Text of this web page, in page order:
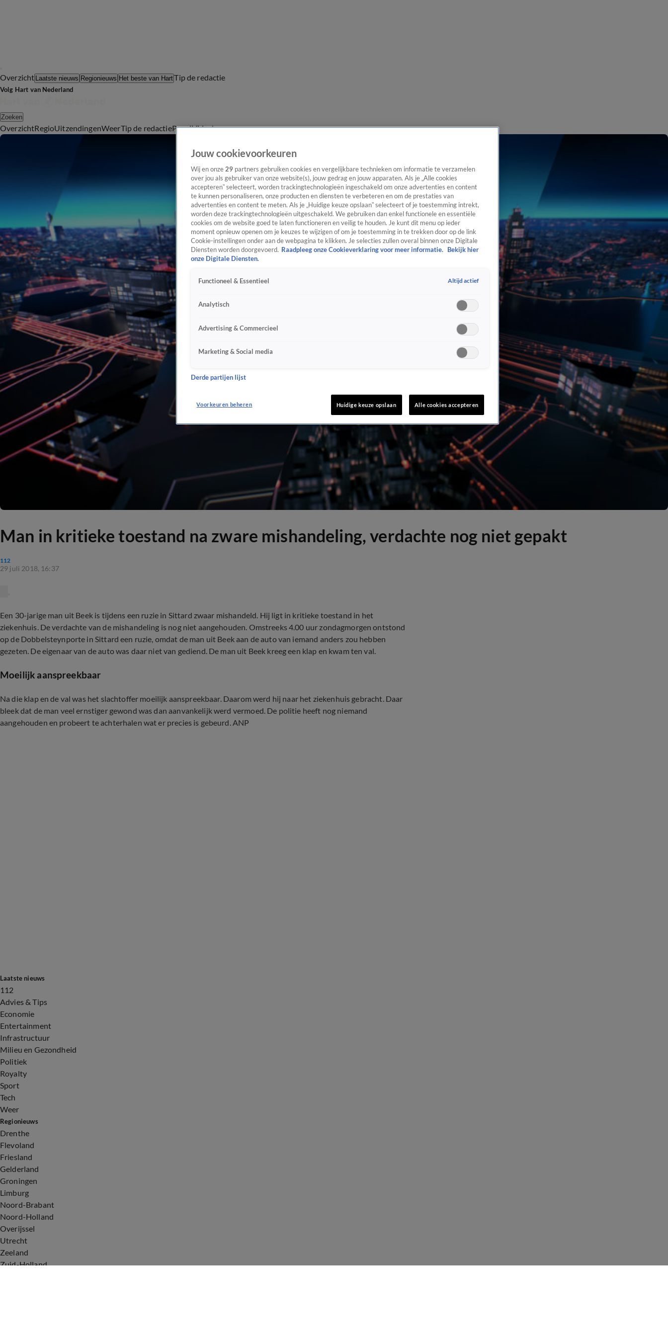
Overzicht Laatste nieuws Regionieuws Het beste van HartTip de redactie
Volg Hart van Nederland
Zoeken
OverzichtRegioUitzendingenWeerTip de redactiePanelVideo's
Man in kritieke toestand na zware mishandeling, verdachte nog niet gepakt
112
29 juli 2018, 16:37
Een 30-jarige man uit Beek is tijdens een ruzie in Sittard zwaar mishandeld. Hij ligt in kritieke toestand in het
ziekenhuis. De verdachte van de mishandeling is nog niet aangehouden. Omstreeks 4.00 uur zondagmorgen ontstond
op de Dobbelsteynporte in Sittard een ruzie, omdat de man uit Beek aan de auto van iemand anders zou hebben
gezeten. De eigenaar van de auto was daar niet van gediend. De man uit Beek kreeg een klap en kwam ten val.
Moeilijk aanspreekbaar
Na die klap en de val was het slachtoffer moeilijk aanspreekbaar. Daarom werd hij naar het ziekenhuis gebracht. Daar
bleek dat de man veel ernstiger gewond was dan aanvankelijk werd vermoed. De politie heeft nog niemand
aangehouden en probeert te achterhalen wat er precies is gebeurd. ANP
Laatste nieuws
112
Advies & Tips
Economie
Entertainment
Infrastructuur
Milieu en Gezondheid
Politiek
Royalty
Sport
Tech
Weer
Regionieuws
Drenthe
Flevoland
Friesland
Gelderland
Groningen
Limburg
Noord-Brabant
Noord-Holland
Overijssel
Utrecht
Zeeland
Zuid-Holland
Jouw cookievoorkeuren
Wij en onze 29 partners gebruiken cookies en vergelijkbare technieken om informatie te verzamelen
over jou als gebruiker van onze website(s), jouw gedrag en jouw apparaten. Als je „Alle cookies
accepteren” selecteert, worden trackingtechnologieën ingeschakeld om onze advertenties en content
te kunnen personaliseren, onze producten en diensten te verbeteren en om de prestaties van
advertenties en content te meten. Als je „Huidige keuze opslaan” selecteert of je toestemming intrekt,
worden deze trackingtechnologieën uitgeschakeld. We gebruiken dan enkel functionele en essentiële
cookies om de website goed te laten functioneren en veilig te houden. Je kunt dit menu op ieder
moment opnieuw openen om je keuzes te wijzigen of om je toestemming in te trekken door op de link
Cookie-instellingen onder aan de webpagina te klikken. Je selecties zullen overal binnen onze Digitale
Diensten worden doorgevoerd. Raadpleeg onze Cookieverklaring voor meer informatie. Bekijk hier
onze Digitale Diensten.
Functioneel & Essentieel Altijd actief
Analytisch
Advertising & Commercieel
Marketing & Social media
Derde partijen lijst
Voorkeuren beheren Huidige keuze opslaan Alle cookies accepteren